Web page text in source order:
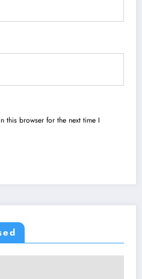
this browser for the next time I